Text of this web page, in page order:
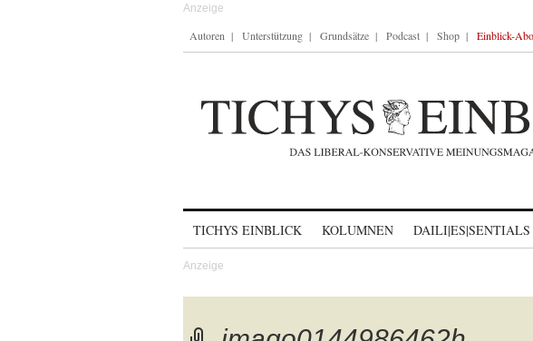
Autoren Unterstützung Grundsätze Podcast Shop Einblick-Abo
TICHYS EINBLICK KOLUMNEN DAILI|ES|SENTIALS